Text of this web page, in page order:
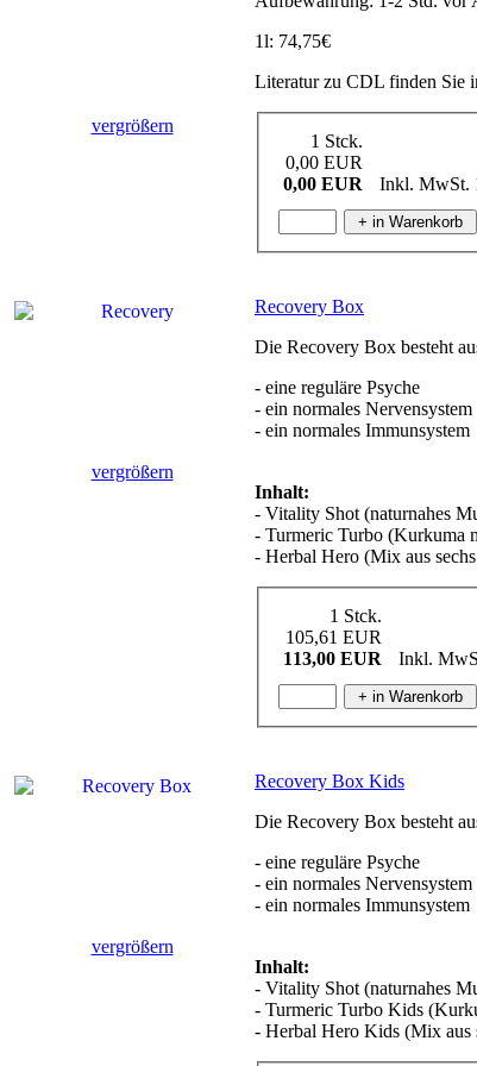
vergrößern
1l: 74,75€
Literatur zu CDL finden Sie
1 Stck.
0,00 EUR
0,00 EUR
Inkl. MwSt.
vergrößern
Recovery Box
Die Recovery Box besteht
- eine reguläre Psyche
- ein normales Nervensystem
- ein normales Immunsystem
Inhalt:
- Vitality Shot (naturnahes
- Turmeric Turbo (Kurkuma
- Herbal Hero (Mix aus
1 Stck.
105,61 EUR
113,00 EUR
Inkl.
vergrößern
Recovery Box Kids
Die Recovery Box besteht
- eine reguläre Psyche
- ein normales Nervensystem
- ein normales Immunsystem
Inhalt:
- Vitality Shot (naturnahes
- Turmeric Turbo Kids
- Herbal Hero Kids (Mix aus